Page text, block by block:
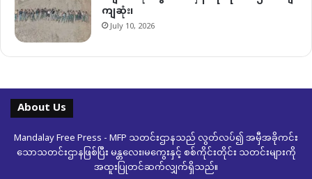
ကျဆုံး၊
July 10, 2026
About Us
Mandalay Free Press - MFP သတင်းဌာနသည် လွတ်လပ်၍ အမှီအခိုကင်း
သောသတင်းဌာနဖြစ်ပြီး မန္တလေး၊မကွေးနှင့် စစ်ကိုင်းတိုင်း သတင်းများကို
အထူးပြုတင်ဆက်လျှက်ရှိသည်။